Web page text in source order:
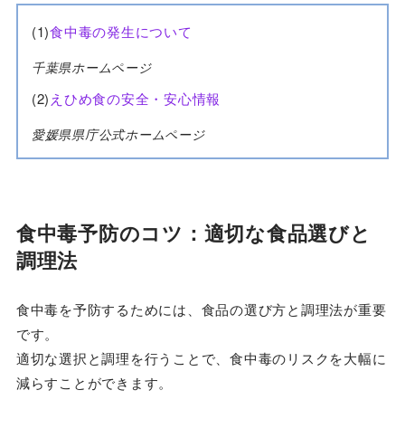
(1)食中毒の発生について
千葉県ホームページ
(2)えひめ食の安全・安心情報
愛媛県県庁公式ホームページ
食中毒予防のコツ：適切な食品選びと
調理法
食中毒を予防するためには、食品の選び方と調理法が重要
です。
適切な選択と調理を行うことで、食中毒のリスクを大幅に
減らすことができます。